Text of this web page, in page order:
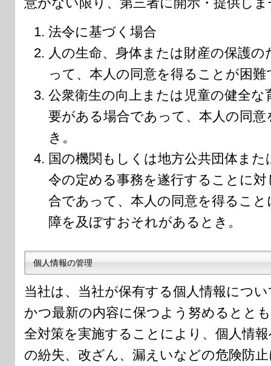
法令に基づく場合
人の生命、身体または財産の保護
って、本人の同意を得ることが困
公衆衛生の向上または児童の健全
要がある場合であって、本人の同
き。
国の機関もしくは地方公共団体ま
令の定める事務を遂行することに
合であって、本人の同意を得るこ
障を及ぼすおそれがあるとき。
個人情報の管理
当社は、当社が保有する個人情報につ
かつ最新の内容に保つよう努めるとと
全対策を実施することにより、個人情
の紛失、改ざん、漏えいなどの危険防